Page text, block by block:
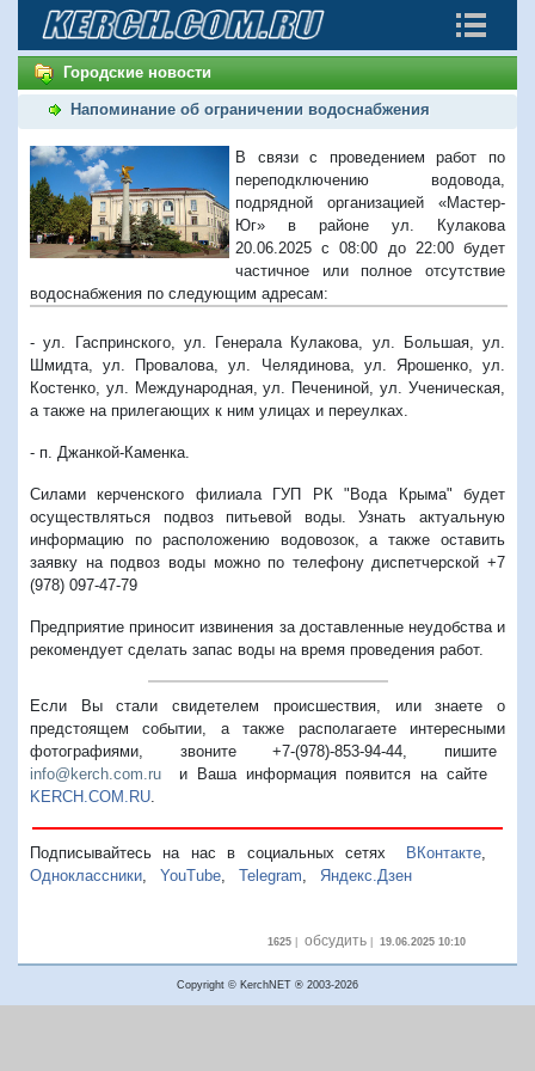
Городские новости
Напоминание об ограничении водоснабжения
В связи с проведением работ по
переподключению водовода,
подрядной организацией «Мастер-
Юг» в районе ул. Кулакова
20.06.2025 с 08:00 до 22:00 будет
частичное или полное отсутствие
водоснабжения по следующим адресам:
- ул. Гаспринского, ул. Генерала Кулакова, ул. Большая, ул.
Шмидта, ул. Провалова, ул. Челядинова, ул. Ярошенко, ул.
Костенко, ул. Международная, ул. Печениной, ул. Ученическая,
а также на прилегающих к ним улицах и переулках.
- п. Джанкой-Каменка.
Силами керченского филиала ГУП РК "Вода Крыма" будет
осуществляться подвоз питьевой воды. Узнать актуальную
информацию по расположению водовозок, а также оставить
заявку на подвоз воды можно по телефону диспетчерской +7
(978) 097-47-79
Предприятие приносит извинения за доставленные неудобства и
рекомендует сделать запас воды на время проведения работ.
Если Вы стали свидетелем происшествия, или знаете о
предстоящем событии, а также располагаете интересными
фотографиями, звоните +7-(978)-853-94-44, пишите
info@kerch.com.ru и Ваша информация появится на сайте
KERCH.COM.RU
Подписывайтесь на нас в социальных сетях ВКонтакте,
Одноклассники
YouTube Telegram Яндекс.Дзен
1625| обсудить| 19.06.2025 10:10
Copyright © KerchNET ® 2003-2026